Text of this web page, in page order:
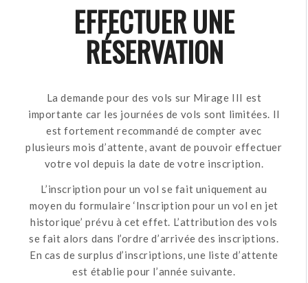
EFFECTUER UNE
RÉSERVATION
La demande pour des vols sur Mirage III est
importante car les journées de vols sont limitées. Il
est fortement recommandé de compter avec
plusieurs mois d’attente, avant de pouvoir effectuer
votre vol depuis la date de votre inscription.
L’inscription pour un vol se fait uniquement au
moyen du formulaire ‘Inscription pour un vol en jet
historique’ prévu à cet effet. L’attribution des vols
se fait alors dans l’ordre d’arrivée des inscriptions.
En cas de surplus d’inscriptions, une liste d’attente
est établie pour l’année suivante.